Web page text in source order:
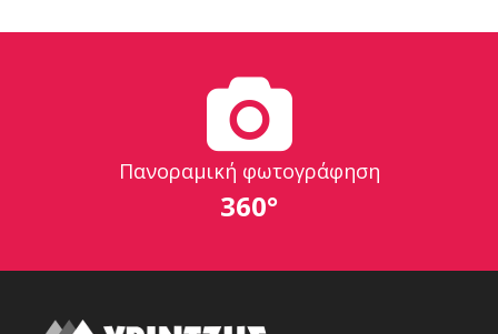
Πανοραμική φωτογράφηση
360°